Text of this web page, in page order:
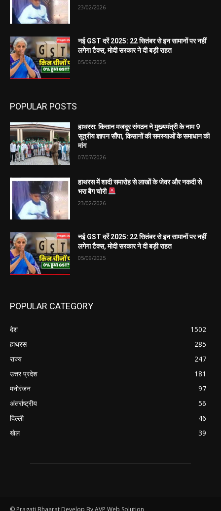
23/02/2026
नई GST दरें 2025: 22 सितंबर से इन सामानों पर नहीं
लगेगा टैक्स, मोदी सरकार ने दी बड़ी राहत
05/09/2025
POPULAR POSTS
हाथरस: किसान मजदूर संगठन ने मुख्यमंत्री के नाम 9
सूत्रीय ज्ञापन सौंपा, किसानों की समस्याओं के समाधान की
मांग
07/07/2026
हाथरस में शादी समारोह से लाखों के जेवर और नकदी से
भरा बैग चोरी
23/02/2026
नई GST दरें 2025: 22 सितंबर से इन सामानों पर नहीं
लगेगा टैक्स, मोदी सरकार ने दी बड़ी राहत
05/09/2025
POPULAR CATEGORY
देश
1502
हाथरस
285
राज्य
247
उत्तर प्रदेश
181
मनोरंजन
97
अंतर्राष्ट्रीय
56
दिल्ली
46
खेल
39
© Pragati Bhaarat Develop By AVP Web Solution